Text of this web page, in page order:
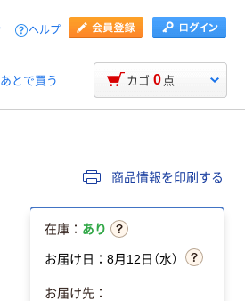
ヘルプ
あとで買う カゴ 0 点
商品情報を印刷する
在庫： あり
お届け日：8月12日（水）
お届け先：